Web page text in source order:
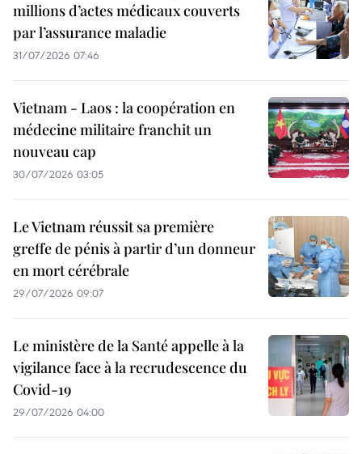
millions d’actes médicaux couverts
par l’assurance maladie
31/07/2026 07:46
Vietnam - Laos : la coopération en
médecine militaire franchit un
nouveau cap
30/07/2026 03:05
Le Vietnam réussit sa première
greffe de pénis à partir d’un donneur
en mort cérébrale
29/07/2026 09:07
Le ministère de la Santé appelle à la
vigilance face à la recrudescence du
Covid-19
29/07/2026 04:00